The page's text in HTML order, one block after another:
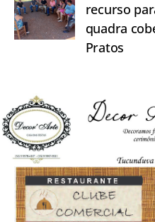
recurso
quadra
Pratos